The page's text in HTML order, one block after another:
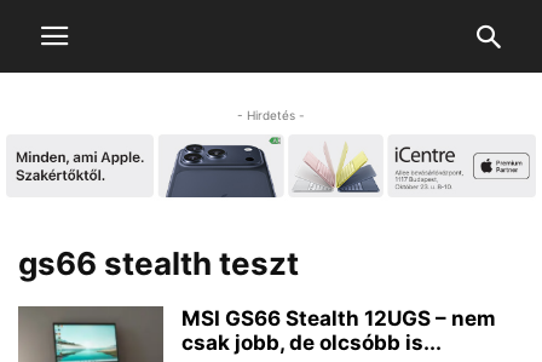
- Hirdetés -
gs66 stealth teszt
MSI GS66 Stealth 12UGS – nem
csak jobb, de olcsóbb is...